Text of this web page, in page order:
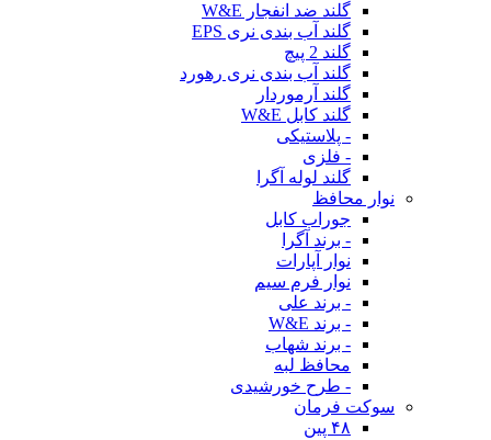
گلند ضد انفجار W&E
گلند آب بندی نری EPS
گلند 2 پیچ
گلند آب بندی نری رهورد
گلند آرموردار
گلند کابل W&E
- پلاستیکی
- فلزی
گلند لوله آگرا
نوار محافظ
جوراب کابل
- برند آگرا
نوار آپارات
نوار فرم سیم
- برند علی
- برند W&E
- برند شهاب
محافظ لبه
- طرح خورشیدی
سوکت فرمان
۴۸ پین